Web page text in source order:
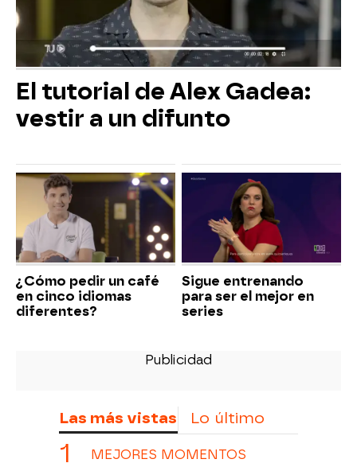
El tutorial de Alex Gadea:
vestir a un difunto
¿Cómo pedir un café
en cinco idiomas
diferentes?
Sigue entrenando
para ser el mejor en
series
Las más vistas Lo último
MEJORES MOMENTOS